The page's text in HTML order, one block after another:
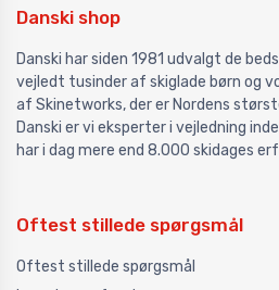
Danski shop
Danski har siden 1981 udvalgt de
vejledt tusinder af skiglade børn og
af Skinetworks, der er Nordens
Danski er vi eksperter i vejledning
har i dag mere end 8.000 skidages
Oftest stillede spørgsmål
Oftest stillede spørgsmål